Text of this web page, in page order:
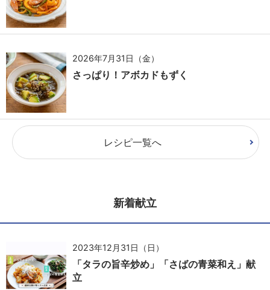
2026年7月31日（金）
さっぱり！アボカドもずく
レシピ一覧へ
新着献立
2023年12月31日（日）
「タラの旨辛炒め」「さばの青菜和え」献
立